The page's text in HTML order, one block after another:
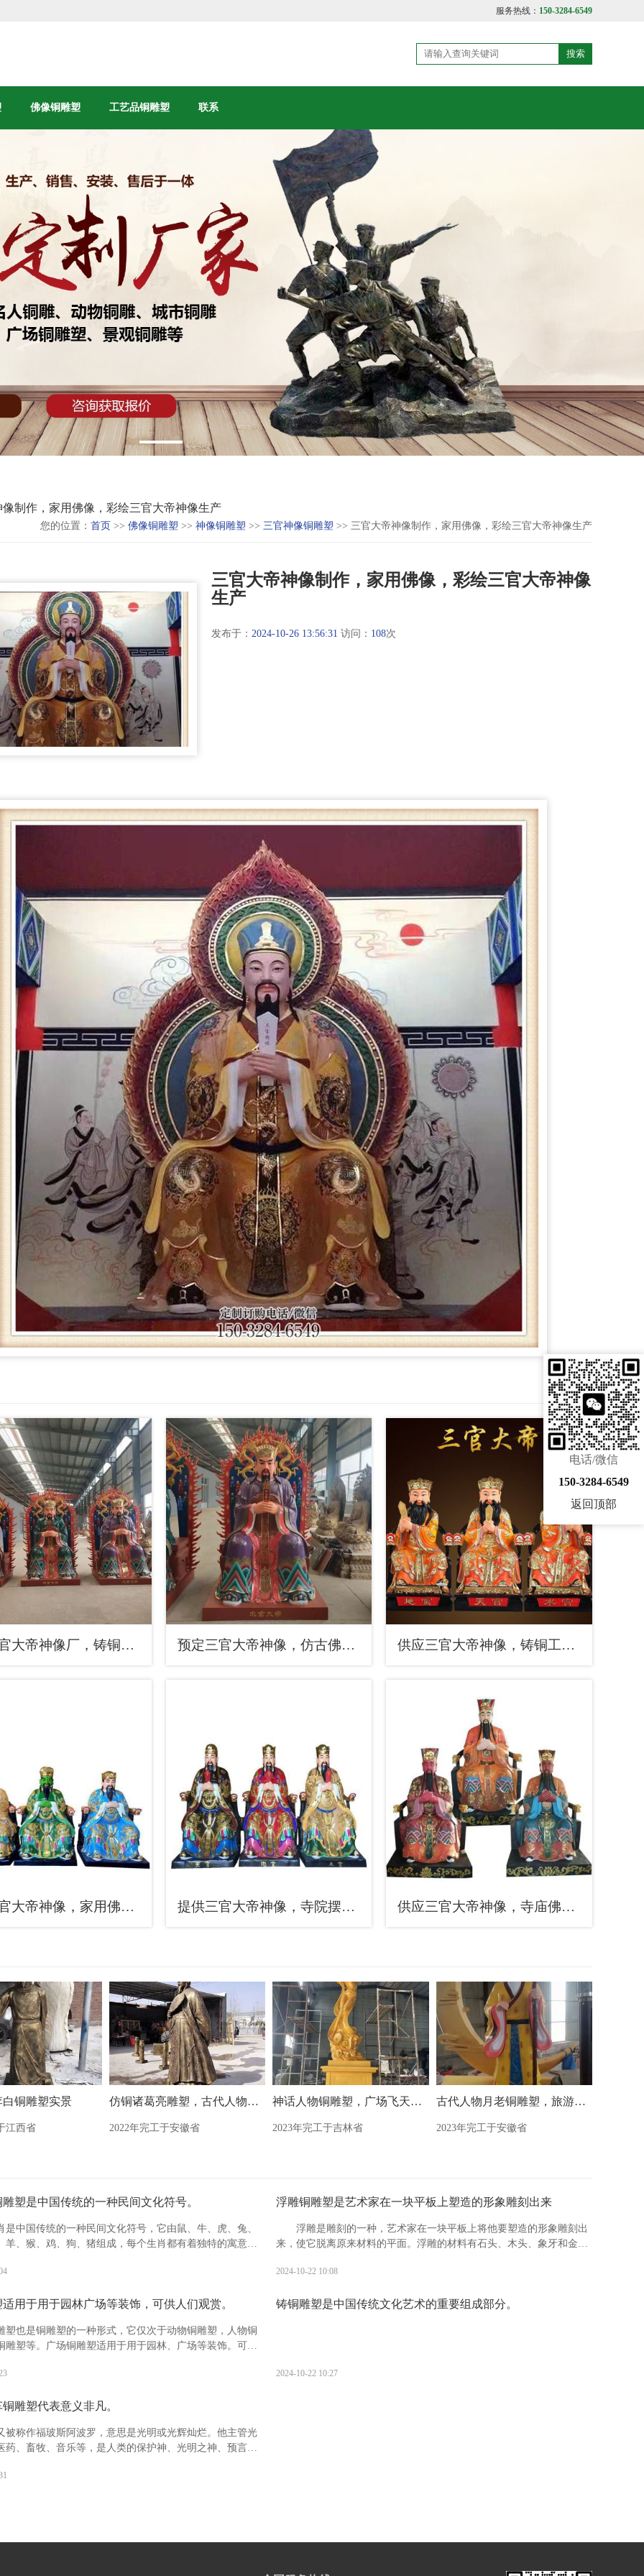
服务热线： 150-3284-6549
佛像铜雕塑 工艺品铜雕塑 联系
制作，家用佛像，彩绘三官大帝神像生产
您的位置： 首页 >> 佛像铜雕塑 >> 神像铜雕塑 >> 三官神像铜雕塑 >> 三官大帝神像制作，家用佛像，彩绘三官大帝神像生产
三官大帝神像制作，家用佛像，彩绘三官大帝神像
生产
发布于： 2024-10-26 13:56:31 访问： 108次
彩绘三官大帝神像厂，铸铜工艺，彩绘三官大帝神像生产 预定三官大帝神像，仿古佛像，三官大帝神像选用 供应三官大帝神像，铸铜工艺，铸铜三官大帝神像制作
常用三官大帝神像，家用佛像，三官大帝神像预用 提供三官大帝神像，寺院摆放，寺庙三官大帝神像厂家 供应三官大帝神像，寺庙佛像，仿古三官大帝神像厂家
铜雕塑实景
江西省
仿铜诸葛亮雕塑，古代人物雕塑
2022年完工于安徽省
神话人物铜雕塑，广场飞天铜雕塑制造商
2023年完工于吉林省
古代人物月老铜雕塑，旅游区景观雕塑
2023年完工于安徽省
塑是中国传统的一种民间文化符号。
是中国传统的一种民间文化符号，它由鼠、牛、虎、兔、
羊、猴、鸡、狗、猪组成，每个生肖都有着独特的寓意和
兴旺的象征。有生生不息，繁盛不衰之吉祥寓意。
浮雕铜雕塑是艺术家在一块平板上塑造的形象雕刻出来
浮雕是雕刻的一种，艺术家在一块平板上将他要塑造的形象雕刻出
来，使它脱离原来材料的平面。浮雕的材料有石头、木头、象牙和金属
时也指表现形式。
2024-10-22 10:08
用于用于园林广场等装饰，可供人们观赏。
塑也是铜雕塑的一种形式，它仅次于动物铜雕塑，人物铜
雕塑等。广场铜雕塑适用于用于园林、广场等装饰。可供
铸铜雕塑是中国传统文化艺术的重要组成部分。
2024-10-22 10:27
雕塑代表意义非凡。
被称作福玻斯阿波罗，意思是光明或光辉灿烂。他主管光
药、畜牧、音乐等，是人类的保护神、光明之神、预言之
座浮岛提洛岛之上。
电话/微信
150-3284-6549
返回顶部